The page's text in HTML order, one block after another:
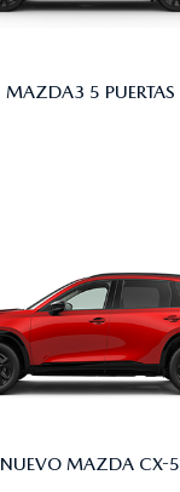
MAZDA3 5 PUERTAS
NUEVO MAZDA CX-5